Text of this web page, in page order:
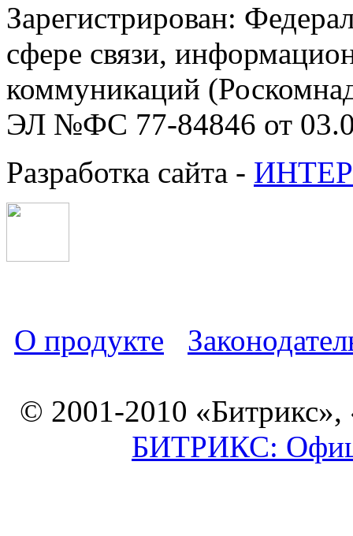
Зарегистрирован:
сфере связи,
коммуникаций
ЭЛ №ФС 77-84846 от
Разработка сайта -
О продукте
© 2001-2010 «Битрикс»,
БИТРИКС: